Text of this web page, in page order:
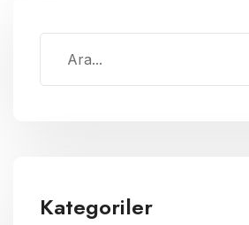
Kategoriler